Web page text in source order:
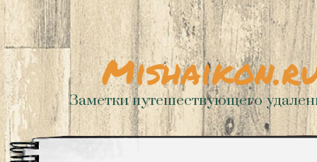
Заметки путешествующего